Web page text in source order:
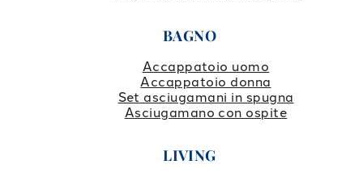
BAGNO
Accappatoio uomo
Accappatoio donna
Set asciugamani in spugna
Asciugamano con ospite
LIVING